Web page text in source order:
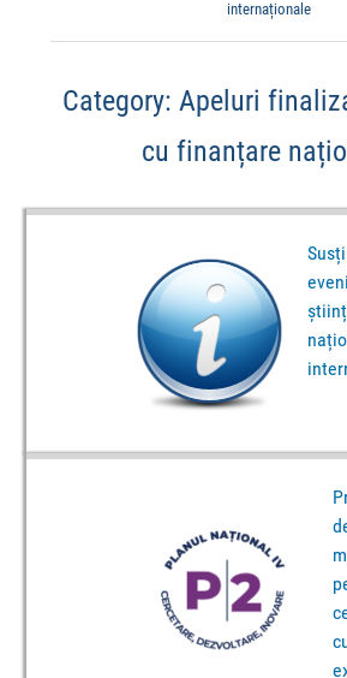
internaționale
Category: Apeluri
cu finanțare